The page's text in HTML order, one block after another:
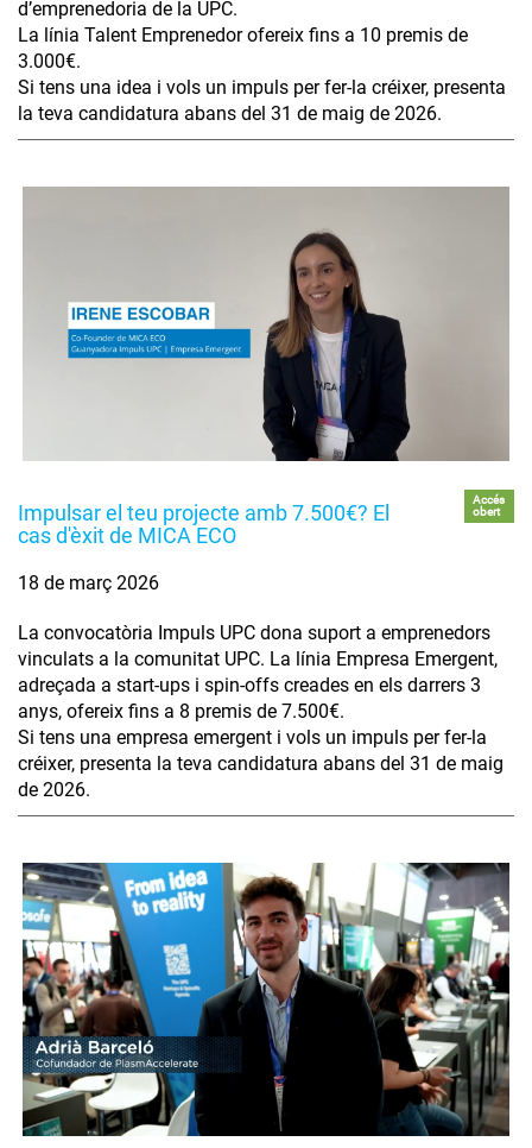
d’emprenedoria de la UPC.
La línia Talent Emprenedor ofereix fins a 10 premis de
3.000€.
Si tens una idea i vols un impuls per fer-la créixer, presenta
la teva candidatura abans del 31 de maig de 2026.
Impulsar el teu projecte amb 7.500€? El
cas d'èxit de MICA ECO
Accés
obert
18 de març 2026
La convocatòria Impuls UPC dona suport a emprenedors
vinculats a la comunitat UPC. La línia Empresa Emergent,
adreçada a start-ups i spin-offs creades en els darrers 3
anys, ofereix fins a 8 premis de 7.500€.
Si tens una empresa emergent i vols un impuls per fer-la
créixer, presenta la teva candidatura abans del 31 de maig
de 2026.